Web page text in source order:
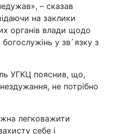
– сказав
на заклики
органів влади щодо
у зв`язку з
УГКЦ пояснив, що,
не потрібно
легковажити
себе і